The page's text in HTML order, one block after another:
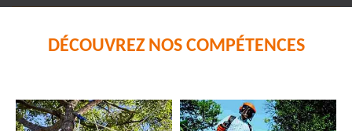
DÉCOUVREZ NOS COMPÉTENCES